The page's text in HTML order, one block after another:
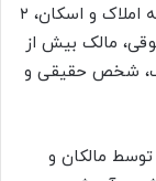
شهرسازی در نشست خبری ۲۲ آذرماه در سامانه املاک و اسکان، ۲
حقوقی، مالک بیش از
میلیون و ۴۰۰ هزار مالک، شخص حقیقی و
مالکان و